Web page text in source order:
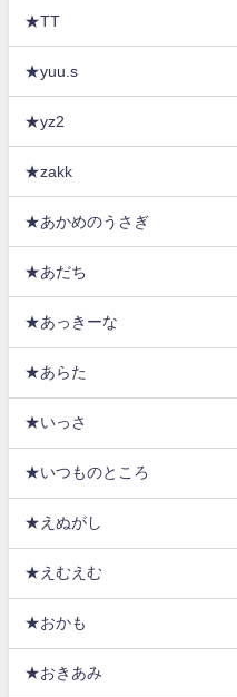
★TT
★yuu.s
★yz2
★zakk
★あかめのうさぎ
★あだち
★あっきーな
★あらた
★いっさ
★いつものところ
★えぬがし
★えむえむ
★おかも
★おきあみ